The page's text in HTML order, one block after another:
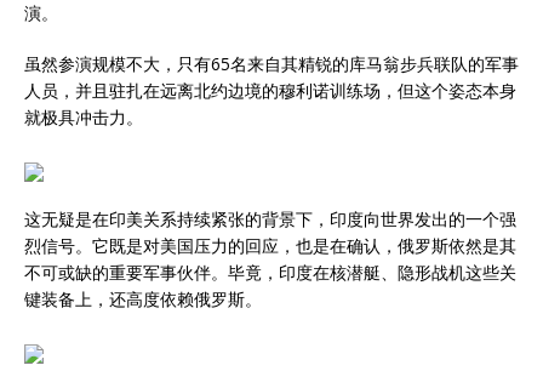
演。
虽然参演规模不大，只有65名来自其精锐的库马翁步兵联队的军事
人员，并且驻扎在远离北约边境的穆利诺训练场，但这个姿态本身
就极具冲击力。
这无疑是在印美关系持续紧张的背景下，印度向世界发出的一个强
烈信号。它既是对美国压力的回应，也是在确认，俄罗斯依然是其
不可或缺的重要军事伙伴。毕竟，印度在核潜艇、隐形战机这些关
键装备上，还高度依赖俄罗斯。